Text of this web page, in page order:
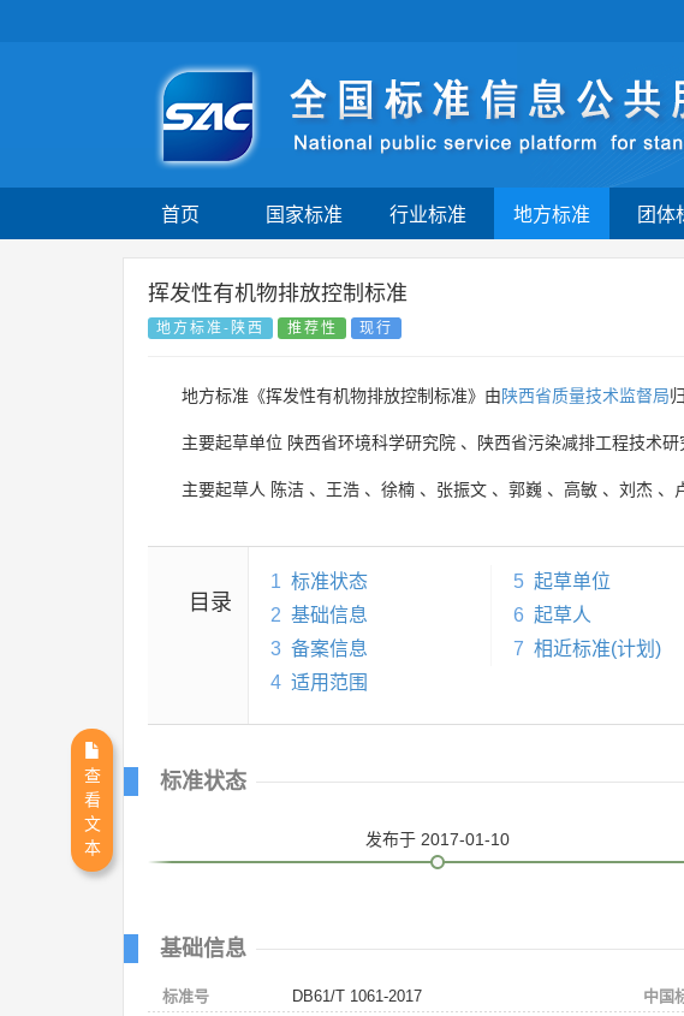
首页 国家标准 行业标准 地方标准 团体
挥发性有机物排放控制标准
地方标准-陕西 推荐性 现行
地方标准《挥发性有机物排放控制标准》由陕西省质量技术监督局
主要起草单位 陕西省环境科学研究院 、 陕西省污染减排工程技术研
主要起草人 陈洁 、 王浩 、 徐楠 、 张振文 、 郭巍 、 高敏 、 刘杰 、
目录
1 标准状态
2 基础信息
3 备案信息
4 适用范围
5 起草单位
6 起草人
7 相近标准(计划)
标准状态
发布于 2017-01-10
基础信息
标准号
DB61/T 1061-2017
中国
查
看
文
本